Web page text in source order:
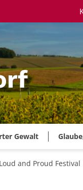
Gewalt
and Proud Festival